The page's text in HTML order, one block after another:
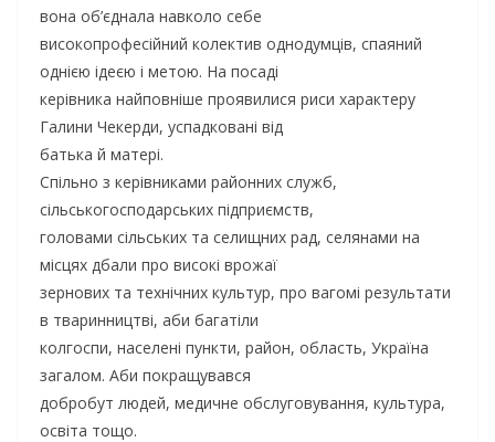
вона об’єднала навколо себе
високопрофесійний колектив однодумців, спаяний
однією ідеєю і метою. На посаді
керівника найповніше проявилися риси характеру
Галини Чекерди, успадковані від
батька й матері.
Спільно з керівниками районних служб,
сільськогосподарських підприємств,
головами сільських та селищних рад, селянами на
місцях дбали про високі врожаї
зернових та технічних культур, про вагомі результати
в тваринництві, аби багатіли
колгоспи, населені пункти, район, область, Україна
загалом. Аби покращувався
добробут людей, медичне обслуговування, культура,
освіта тощо.